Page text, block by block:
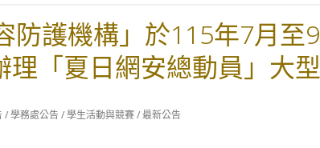
防護機構」於115年7月至
理「夏日網安總動員」大
/ 學務處公告 / 學生活動與競賽 / 最新公告